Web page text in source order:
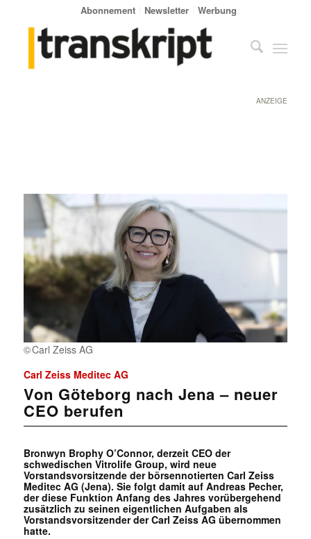
Abonnement Newsletter Werbung
ANZEIGE
Carl Zeiss AG
Carl Zeiss Meditec AG
Von Göteborg nach Jena – neuer
CEO berufen
Bronwyn Brophy O’Connor, derzeit CEO der
schwedischen Vitrolife Group, wird neue
Vorstandsvorsitzende der börsennotierten Carl Zeiss
Meditec AG (Jena). Sie folgt damit auf Andreas Pecher,
der diese Funktion Anfang des Jahres vorübergehend
zusätzlich zu seinen eigentlichen Aufgaben als
Vorstandsvorsitzender der Carl Zeiss AG übernommen
hatte.